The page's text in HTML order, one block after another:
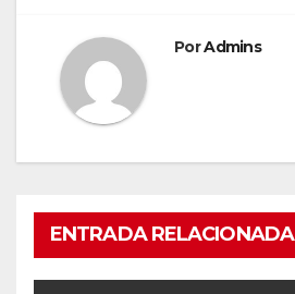
PorAdmins
ENTRADA RELACIONADA